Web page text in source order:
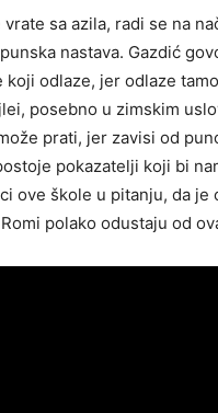
sa azila, radi se na
nastava. Gazdić
koji odlaze, jer odlaze
posebno u zimskim
prati, jer zavisi od
pokazatelji koji bi
ove škole u pitanju, da je
polako odustaju od